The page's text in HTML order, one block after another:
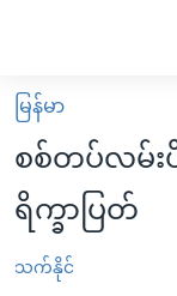
လွယ်ကူ
စေ
သည့်
Link
များ
မူလစာမျက်နှာ
မြန်မာ
ကမ္ဘာ့သတင်းများ
နိုင်ငံတကာ
ဗွီဒီယို
မြန်မာ
စစ်တပ်လမ်း
ရိက္ခာပြတ်
သက်နိုင်